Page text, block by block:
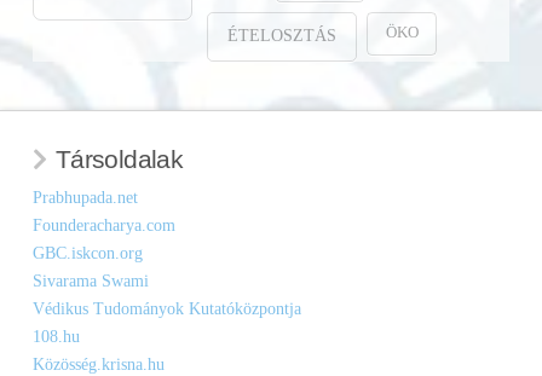
ÉTELOSZTÁS ÖKO
Társoldalak
Prabhupada.net
Founderacharya.com
GBC.iskcon.org
Sivarama Swami
Védikus Tudományok Kutatóközpontja
108.hu
Közösség.krisna.hu